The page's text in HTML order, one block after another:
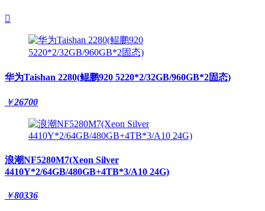

华为Taishan 2280(鲲鹏920 5220*2/32GB/960GB*2固态)
￥26700
浪潮NF5280M7(Xeon Silver
4410Y*2/64GB/480GB+4TB*3/A10 24G)
￥80336